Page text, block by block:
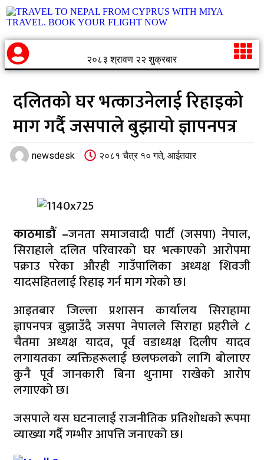
२०८३ श्रावण २२ शुक्रबार
दलितको घर भत्काउनेलाई रिहाइको
माग गर्दै जसपाले बुझायो ज्ञापनपत्र
newsdesk २०८१ चैत्र १० गते, आईतवार
काठमाडौं –जनता समाजवादी पार्टी (जसपा) नेपाल,
सिराहाले दलित परिवारको घर भत्काएको आरोपमा
पक्राउ परेका औरही गाउँपालिका अध्यक्ष शिवजी
यादसहितलाई रिहाइ गर्न माग गरेको छ।
आइतबार जिल्ला प्रशासन कार्यालय सिराहामा
ज्ञापनपत्र बुझाउँदै जसपा नेपालले सिराहा प्रहरीले ८
चैतमा अध्यक्ष यादव, पूर्व वडाध्यक्ष दिलीप यादव
लगायतका व्यक्तिहरूलाई छलफलको लागि बोलाएर
कुनै पूर्व जानकारी बिना थुनामा राखेको आरोप
लगाएको छ।
जसपाले यस घटनालाई राजनीतिक प्रतिशोधको रूपमा
व्याख्या गर्दै गम्भीर आपत्ति जनाएको छ।